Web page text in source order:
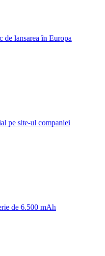
de lansarea în Europa
pe site-ul companiei
de 6.500 mAh